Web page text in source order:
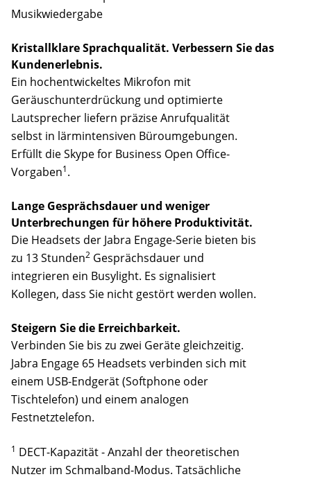
Musikwiedergabe
Kristallklare Sprachqualität. Verbessern Sie das
Kundenerlebnis.
Ein hochentwickeltes Mikrofon mit
Geräuschunterdrückung und optimierte
Lautsprecher liefern präzise Anrufqualität
selbst in lärmintensiven Büroumgebungen.
Erfüllt die Skype for Business Open Office-
Vorgaben1.
Lange Gesprächsdauer und weniger
Unterbrechungen für höhere Produktivität.
Die Headsets der Jabra Engage-Serie bieten bis
zu 13 Stunden2 Gesprächsdauer und
integrieren ein Busylight. Es signalisiert
Kollegen, dass Sie nicht gestört werden wollen.
Steigern Sie die Erreichbarkeit.
Verbinden Sie bis zu zwei Geräte gleichzeitig.
Jabra Engage 65 Headsets verbinden sich mit
einem USB-Endgerät (Softphone oder
Tischtelefon) und einem analogen
Festnetztelefon.
1 DECT-Kapazität - Anzahl der theoretischen
Nutzer im Schmalband-Modus. Tatsächliche